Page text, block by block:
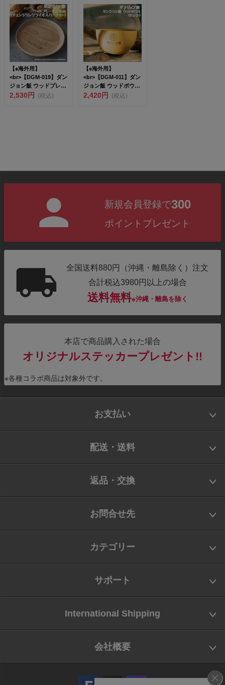
【※海外用】
<br>【DGM-019】ダン
ジョン飯 ウッドプレー
ト20c...
2,530円 (税込)
【※海外用】
<br>【DGM-011】ダン
ジョン飯 ウッドボウル
（センシ...
2,420円 (税込)
新規会員登録で300
ポイントプレゼント
全国送料880円（沖縄・離島除く）注文
合計税込3980円以上の場合
送料無料※沖縄・離島を除く
本店で商品購入された場合
オリジナルステッカープレゼント!!
※各種コラボ商品は対象外です。
お支払い
配送・送料
返品・交換
お問合せ先
カテゴリー
サポート
International Shipping
会社概要